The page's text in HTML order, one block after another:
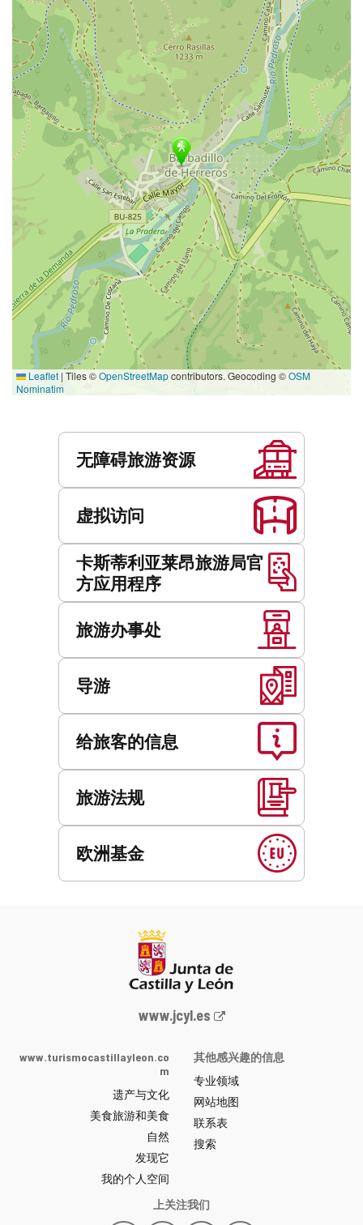
Leaflet| Tiles ©OpenStreetMapcontributors. Geocoding ©OSM
Nominatim
无障碍旅游资源
虚拟访问
卡斯蒂利亚莱昂旅游局官
方应用程序
旅游办事处
导游
给旅客的信息
旅游法规
欧洲基金
Junta
y
León
网
站
门
户
-
www.jcyl.es
www.turismocastillayleon.co
m
遗产与文化
美食旅游和美食
自然
发现它
我的个人空间
其他感兴趣的信息
专业领域
网站地图
联系表
搜索
上关注我们